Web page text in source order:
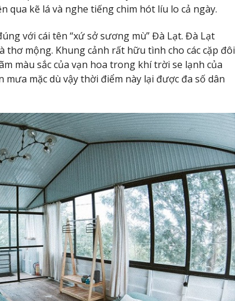
qua kẽ lá và nghe tiếng chim hót líu lo cả ngày.
với cái tên “xứ sở sương mù” Đà Lạt. Đà Lạt
thơ mộng. Khung cảnh rất hữu tình cho các cặp đôi
màu sắc của vạn hoa trong khí trời se lạnh của
mặc dù vậy thời điểm này lại được đa số dân